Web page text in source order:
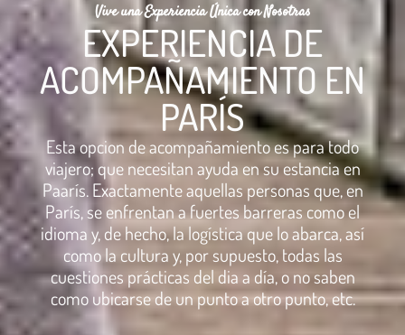
Vive una Experiencia Única con Nosotras
EXPERIENCIA DE
ACOMPAÑAMIENTO EN
PARÍS
Esta opcion de acompañamiento es para todo
viajero; que necesitan ayuda en su estancia en
Paarís. Exactamente aquellas personas que, en
París, se enfrentan a fuertes barreras como el
idioma y, de hecho, la logística que lo abarca, así
como la cultura y, por supuesto, todas las
cuestiones prácticas del dia a día, o no saben
como ubicarse de un punto a otro punto, etc.